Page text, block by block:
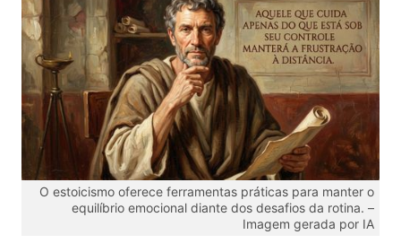
O estoicismo oferece ferramentas práticas para manter o
equilíbrio emocional diante dos desafios da rotina. –
Imagem gerada por IA